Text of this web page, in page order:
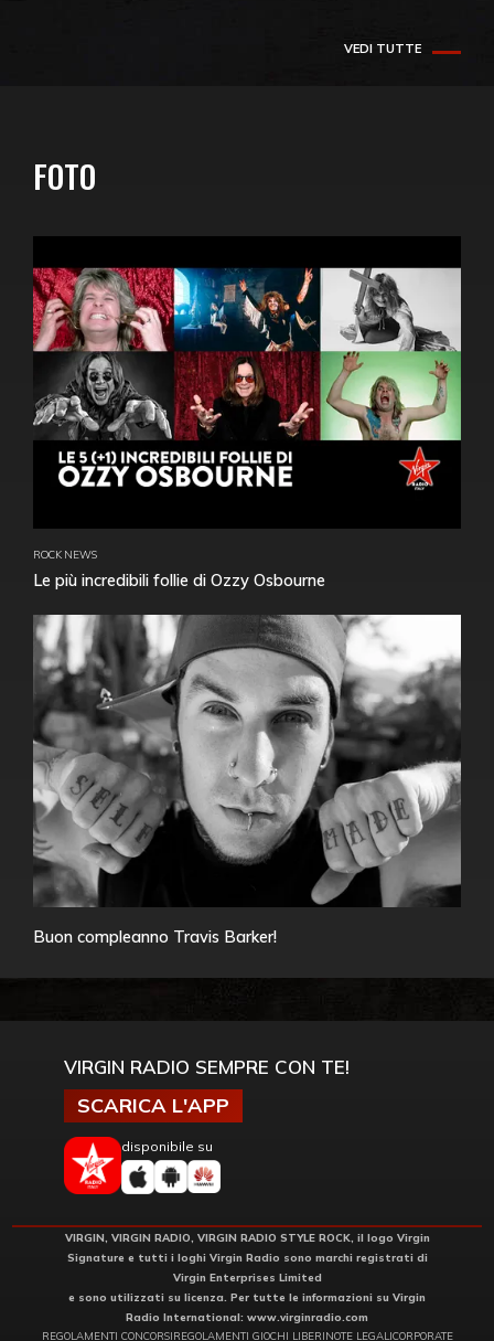
VEDI TUTTE
FOTO
ROCK NEWS
Le più incredibili follie di Ozzy Osbourne
Buon compleanno Travis Barker!
VIRGIN RADIO SEMPRE CON TE!
SCARICA L'APP
disponibile su
VIRGIN, VIRGIN RADIO, VIRGIN RADIO STYLE ROCK, il logo Virgin
Signature e tutti i loghi Virgin Radio sono marchi registrati di
Virgin Enterprises Limited
e sono utilizzati su licenza. Per tutte le informazioni su Virgin
Radio International: www.virginradio.com
REGOLAMENTI CONCORSIREGOLAMENTI GIOCHI LIBERINOTE LEGALICORPORATE